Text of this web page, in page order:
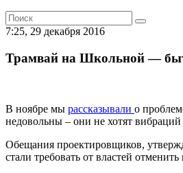
7:25, 29 декабря 2016
Трамвай на Школьной —
В ноябре мы рассказывали о
недовольны – они не хотят
Обещания проектировщиков,
стали требовать от властей отменить